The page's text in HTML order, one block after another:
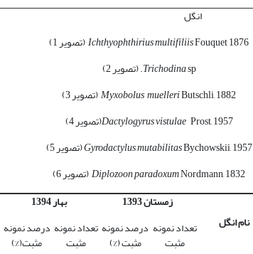
انگل
Ichthyophthirius multifiliisFouquet 1876 (تصویر 1)
Trichodinasp. (تصویر 2)
Myxobolus muelleriButschli, 1882 (تصویر 3)
Dactylogyrus vistulae Prost, 1957(تصویر 4)
GyrodactylusmutabilitasBychowskii, 1957 (تصویر 5)
Diplozoon paradoxumNordmann, 1832 (تصویر 6)
نام انگل
زمستان 1393 بهار 1394
تعداد نمونه
مثبت
درصد نمونه
مثبت (%)
تعداد نمونه
مثبت
درصد نمونه
مثبت(%)